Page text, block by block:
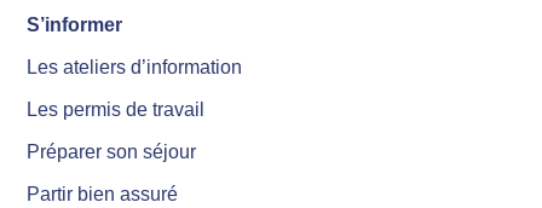
S’informer
Les ateliers d’information
Les permis de travail
Préparer son séjour
Partir bien assuré